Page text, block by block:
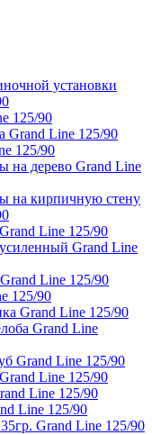
установки
125/90
Grand Line 125/90
125/90
на дерево Grand Line
на кирпичную стену
Line 125/90
Grand Line
Line 125/90
125/90
Grand Line 125/90
Grand Line
Grand Line 125/90
Line 125/90
Line 125/90
Line 125/90
Grand Line 125/90